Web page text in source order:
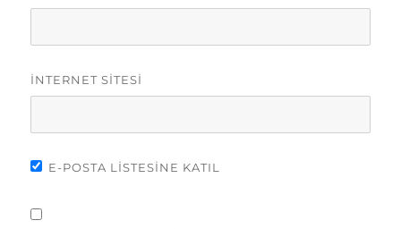
İNTERNET SITESI
E-POSTA LISTESINE KATIL